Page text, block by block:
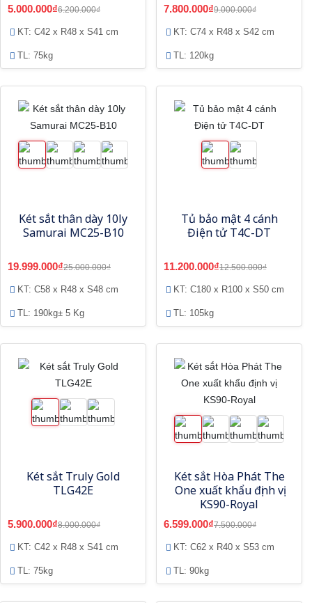
5.000.000₫6.200.000₫
KT: C42 x R48 x S41 cm
TL: 75kg
7.800.000₫9.000.000₫
KT: C74 x R48 x S42 cm
TL: 120kg
Két sắt thân dày 10ly
Samurai MC25-B10
19.999.000₫25.000.000₫
KT: C58 x R48 x S48 cm
TL: 190kg± 5 Kg
Tủ bảo mật 4 cánh
Điện tử T4C-DT
11.200.000₫12.500.000₫
KT: C180 x R100 x S50 cm
TL: 105kg
Két sắt Truly Gold
TLG42E
5.900.000₫8.000.000₫
KT: C42 x R48 x S41 cm
TL: 75kg
Két sắt Hòa Phát The
One xuất khẩu định vị
KS90-Royal
6.599.000₫7.500.000₫
KT: C62 x R40 x S53 cm
TL: 90kg